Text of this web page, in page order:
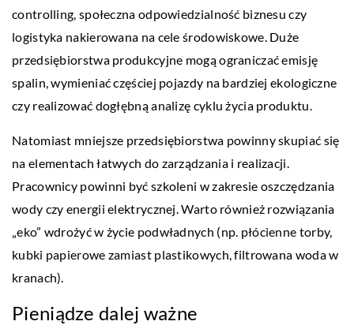
controlling, społeczna odpowiedzialność biznesu czy
logistyka nakierowana na cele środowiskowe. Duże
przedsiębiorstwa produkcyjne mogą ograniczać emisję
spalin, wymieniać częściej pojazdy na bardziej ekologiczne
czy realizować dogłębną analizę cyklu życia produktu.
Natomiast mniejsze przedsiębiorstwa powinny skupiać się
na elementach łatwych do zarządzania i realizacji.
Pracownicy powinni być szkoleni w zakresie oszczędzania
wody czy energii elektrycznej. Warto również rozwiązania
„eko” wdrożyć w życie podwładnych (np. płócienne torby,
kubki papierowe zamiast plastikowych, filtrowana woda w
kranach).
Pieniądze dalej ważne